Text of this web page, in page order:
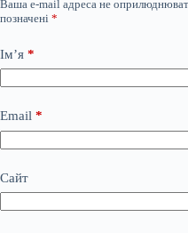
Ваша e-mail адреса не
позначені *
Ім’я *
Email *
Сайт